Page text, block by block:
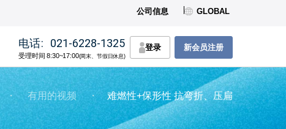
公司信息 GLOBAL
电话: 021-6228-1325
受理时间 8:30~17:00(周末、节假日休息)
登录 新会员注册
・ 有用的视频 ・ 难燃性+保形性 抗弯折、压扁